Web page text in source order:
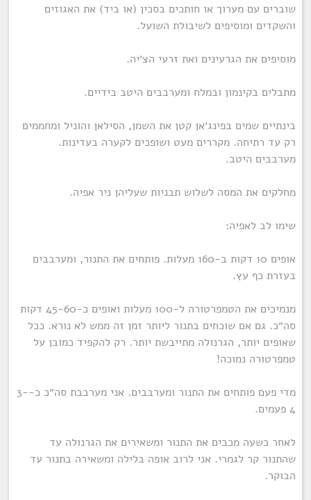
שוברים עם מערוך או חותכים בסכין (או ביד) את האגוזים
והשקדים ומוסיפים לשיבולת השועל.
מוסיפים את הגרעינים ואת זרעי הצ׳יה.
מתבלים בקינמון ובמלח ומערבבים היטב בידיים.
בינתיים שמים בפינג׳אן קטן את השמן, הסילאן והוניל ומחממים
רק עד רתיחה. מקררים מעט ושופכים לקערה בעדינות.
מערבבים היטב.
מחלקים את המסה לשלוש תבניות שעליהן ניר אפיה.
שימו לב לאפיה:
אופים 10 דקות ב-160 מעלות. פותחים את התנור, ומערבבים
בעזרת כף עץ.
מנמיכים את הטמפרטורה ל-100 מעלות ואופים כ-45-60 דקות
סה״כ. גם אם שוכחים בתנור ליותר זמן זה ממש לא נורא. ככל
שאופים יותר, הגרנולה מתייבשת יותר. רק להקפיד כמובן על
טמפרטורה נמוכה!
מדי פעם פותחים את התנור ומערבבים. אני מערבבת סה״כ כ-3-
4 פעמים.
לאחר כשעה מכבים את התנור ומשאירים את הגרנולה עד
שהתנור קר לגמרי. אני לרוב אופה בלילה ומשאירה בתנור עד
הבוקר.